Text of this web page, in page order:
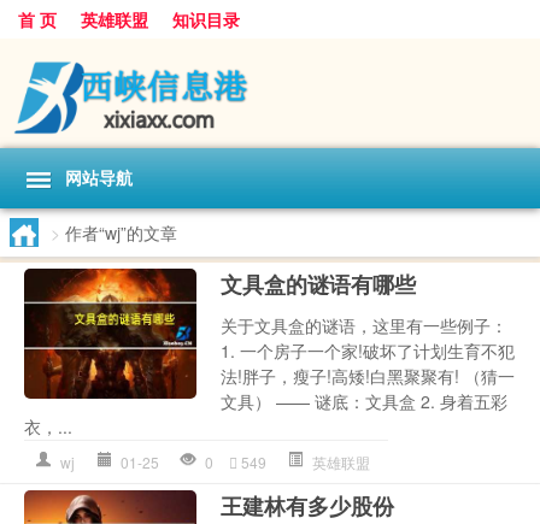
首 页 英雄联盟 知识目录
网站导航
> 作者“wj”的文章
文具盒的谜语有哪些
关于文具盒的谜语，这里有一些例子：
1. 一个房子一个家!破坏了计划生育不犯
法!胖子，瘦子!高矮!白黑聚聚有! （猜一
文具） —— 谜底：文具盒 2. 身着五彩
衣，...
wj 01-25 0 549 英雄联盟
王建林有多少股份